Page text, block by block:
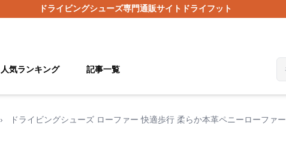
ドライビングシューズ専門通販サイト ドライフット
人気ランキング 記事一覧
› ドライビングシューズ ローファー 快適歩行 柔らか本革ペニーローファー